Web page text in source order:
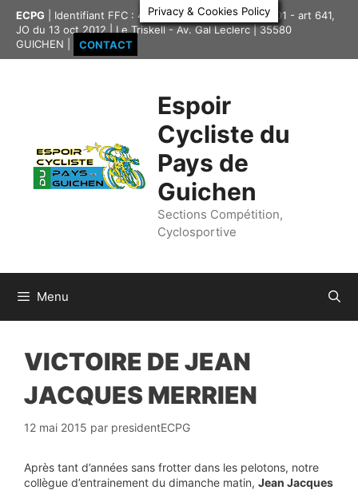
contenu
ECPG | Identifiant FFC : 4335417 | Association loi 1901 - art 641,
JO du 13 oct 2012 | Le Triskell - Av. Gal Leclerc | 35580
GUICHEN |
CONTACT
Espoir
Cycliste du
Pays de
Guichen
Sections Compétition,
Cyclosportive
Menu
VICTOIRE DE JEAN
JACQUES MERRIEN
12 mai 2015 par presidentECPG
Après tant d’années sans frotter dans les pelotons, notre
collègue d’entrainement du dimanche matin, Jean Jacques
Privacy & Cookies Policy